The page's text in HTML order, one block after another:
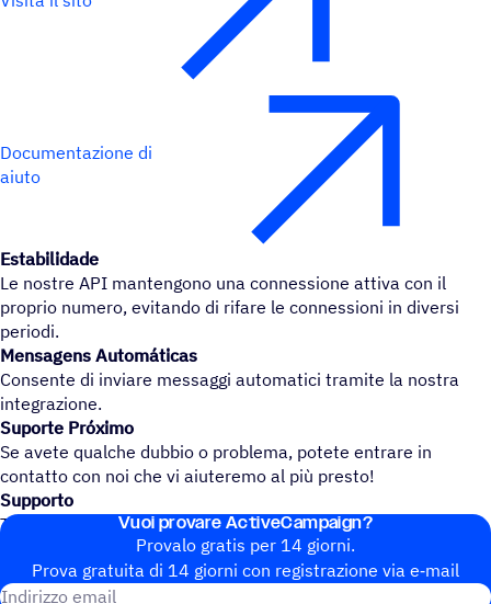
Documentazione di
aiuto
Estabilidade
Le nostre API mantengono una connessione attiva con il
proprio numero, evitando di rifare le connessioni in diversi
periodi.
Mensagens Automáticas
Consente di inviare messaggi automatici tramite la nostra
integrazione.
Suporte Próximo
Se avete qualche dubbio o problema, potete entrare in
contatto con noi che vi aiuteremo al più presto!
Supporto
Telefono: +5519998570337Vuoi provare ActiveCampaign?
Provalo gratis per 14 giorni.
Prova gratuita di 14 giorni con regi­stra­zione via e‑mail